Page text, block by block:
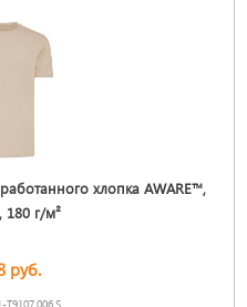
хлопка AWARE™,
180 г/м²
руб.
T9107.006.S